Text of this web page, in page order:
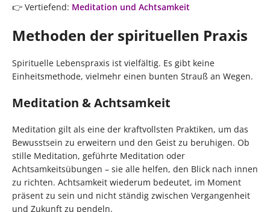
👉 Vertiefend: Meditation und Achtsamkeit
Methoden der spirituellen Praxis
Spirituelle Lebenspraxis ist vielfältig. Es gibt keine
Einheitsmethode, vielmehr einen bunten Strauß an Wegen.
Meditation & Achtsamkeit
Meditation gilt als eine der kraftvollsten Praktiken, um das
Bewusstsein zu erweitern und den Geist zu beruhigen. Ob
stille Meditation, geführte Meditation oder
Achtsamkeitsübungen – sie alle helfen, den Blick nach innen
zu richten. Achtsamkeit wiederum bedeutet, im Moment
präsent zu sein und nicht ständig zwischen Vergangenheit
und Zukunft zu pendeln.